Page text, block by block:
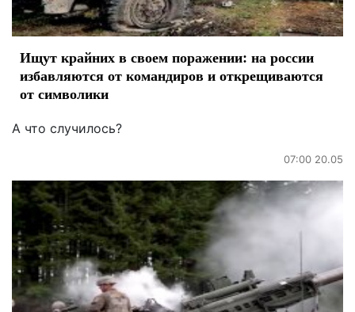
Ищут крайних в своем поражении: на россии
избавляются от командиров и открещиваются
от символики
А что случилось?
07:00 20.05